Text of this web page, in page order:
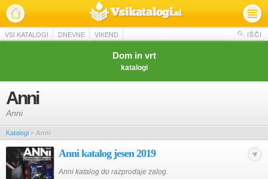
VSI KATALOGI DNEVNE VIKEND IŠČI
Dom in vrt
katalogi
Anni
Anni
Katalogi » Anni
Anni katalog jesen 2019
Anni katalog do razprodaje zalog.